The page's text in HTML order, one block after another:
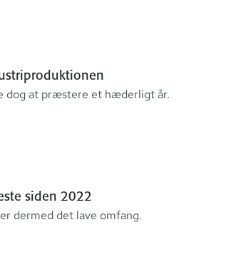
dog at præstere et hæderligt år.
siden 2022
dermed det lave omfang.